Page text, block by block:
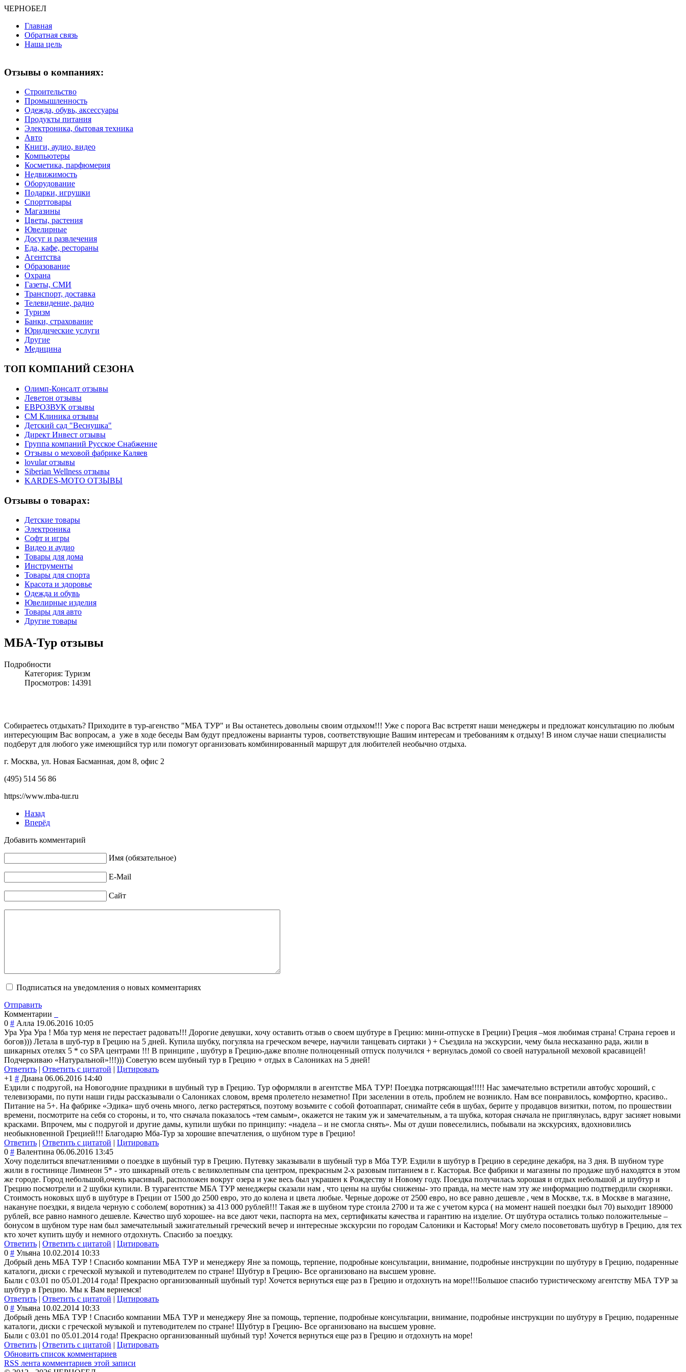
ЧЕРНОБЕЛ
Главная
Обратная связь
Наша цель
Отзывы о компаниях:
Строительство
Промышленность
Одежда, обувь, аксессуары
Продукты питания
Электроника, бытовая техника
Авто
Книги, аудио, видео
Компьютеры
Косметика, парфюмерия
Недвижимость
Оборудование
Подарки, игрушки
Спорттовары
Магазины
Цветы, растения
Ювелирные
Досуг и развлечения
Еда, кафе, рестораны
Агентства
Образование
Охрана
Газеты, СМИ
Транспорт, доставка
Телевидение, радио
Туризм
Банки, страхование
Юридические услуги
Другие
Медицина
ТОП КОМПАНИЙ СЕЗОНА
Олимп-Консалт отзывы
Леветон отзывы
ЕВРОЗВУК отзывы
СМ Клиника отзывы
Детский сад "Веснушка"
Директ Инвест отзывы
Группа компаний Русское Снабжение
Отзывы о меховой фабрике Каляев
lovular отзывы
Siberian Wellness отзывы
KARDES-MOTO ОТЗЫВЫ
Отзывы о товарах:
Детские товары
Электроника
Софт и игры
Видео и аудио
Товары для дома
Инструменты
Товары для спорта
Красота и здоровье
Одежда и обувь
Ювелирные изделия
Товары для авто
Другие товары
МБА-Тур отзывы
Подробности
Категория: Туризм
Просмотров: 14391
Собираетесь отдыхать? Приходите в тур-агенство "МБА ТУР" и Вы останетесь довольны своим отдыхом!!! Уже с порога Вас встретят наши менеджеры и предложат консультацию по любым
интересующим Вас вопросам, а уже в ходе беседы Вам будут предложены варианты туров, соответствующие Вашим интересам и требованиям к отдыху! В ином случае наши специалисты
подберут для любого уже имеющийся тур или помогут организовать комбинированный маршрут для любителей необычно отдыха.
г. Москва, ул. Новая Басманная, дом 8, офис 2
(495) 514 56 86
https://www.mba-tur.ru
Назад
Вперёд
Добавить комментарий
Имя (обязательное)
E-Mail
Сайт
Подписаться на уведомления о новых комментариях
Отправить
Комментарии
0 # Алла 19.06.2016 10:05
Ура Ура Ура ! Мба тур меня не перестает радовать!!! Дорогие девушки, хочу оставить отзыв о своем шубтуре в Грецию: мини-отпуске в Греции) Греция –моя любимая страна! Страна героев и
богов))) Летала в шуб-тур в Грецию на 5 дней. Купила шубку, погуляла на греческом вечере, научили танцевать сиртаки ) + Съездила на экскурсии, чему была несказанно рада, жили в
шикарных отелях 5 * со SPA центрами !!! В принципе , шубтур в Грецию-даже вполне полноценный отпуск получился + вернулась домой со своей натуральной меховой красавицей!
Подчеркиваю «Натуральной»!!!))) Советую всем шубный тур в Грецию + отдых в Салониках на 5 дней!
Ответить | Ответить с цитатой | Цитировать
+1 # Диана 06.06.2016 14:40
Ездили с подругой, на Новогодние праздники в шубный тур в Грецию. Тур оформляли в агентстве МБА ТУР! Поездка потрясающая!!!!! Нас замечательно встретили автобус хороший, с
телевизорами, по пути наши гиды рассказывали о Салониках словом, время пролетело незаметно! При заселении в отель, проблем не возникло. Нам все понравилось, комфортно, красиво..
Питание на 5+. На фабрике «Эдика» шуб очень много, легко растеряться, поэтому возьмите с собой фотоаппарат, снимайте себя в шубах, берите у продавцов визитки, потом, по прошествии
времени, посмотрите на себя со стороны, и то, что сначала показалось «тем самым», окажется не таким уж и замечательным, а та шубка, которая сначала не приглянулась, вдруг засияет новыми
красками. Впрочем, мы с подругой и другие дамы, купили шубки по принципу: «надела – и не смогла снять». Мы от души повеселились, побывали на экскурсиях, вдохновились
необыкновенной Грецией!!! Благодарю Мба-Тур за хорошие впечатления, о шубном туре в Грецию!
Ответить | Ответить с цитатой | Цитировать
0 # Валентина 06.06.2016 13:45
Хочу поделиться впечатлениями о поездке в шубный тур в Грецию. Путевку заказывали в шубный тур в Мба ТУР. Ездили в шубтур в Грецию в середине декабря, на 3 дня. В шубном туре
жили в гостинице Лимнеон 5* - это шикарный отель с великолепным спа центром, прекрасным 2-х разовым питанием в г. Касторья. Все фабрики и магазины по продаже шуб находятся в этом
же городе. Город небольшой,очень красивый, расположен вокруг озера и уже весь был украшен к Рождеству и Новому году. Поездка получилась хорошая и отдых небольшой ,и шубтур и
Грецию посмотрели и 2 шубки купили. В турагентстве МБА ТУР менеджеры сказали нам , что цены на шубы снижены- это правда, на месте нам эту же информацию подтвердили скорняки.
Стоимость ноковых шуб в шубтуре в Греции от 1500 до 2500 евро, это до колена и цвета любые. Черные дороже от 2500 евро, но все равно дешевле , чем в Москве, т.к. в Москве в магазине,
накануне поездки, я видела черную с соболем( воротник) за 413 000 рублей!!! Такая же в шубном туре стоила 2700 и та же с учетом курса ( на момент нашей поездки был 70) выходит 189000
рублей, все равно намного дешевле. Качество шуб хорошее- на все дают чеки, паспорта на мех, сертификаты качества и гарантию на изделие. От шубтура остались только положительные –
бонусом в шубном туре нам был замечательный зажигательный греческий вечер и интересные экскурсии по городам Салоники и Касторья! Могу смело посоветовать шубтур в Грецию, для тех
кто хочет купить шубу и немного отдохнуть. Спасибо за поездку.
Ответить | Ответить с цитатой | Цитировать
0 # Ульяна 10.02.2014 10:33
Добрый день МБА ТУР ! Спасибо компании МБА ТУР и менеджеру Яне за помощь, терпение, подробные консультации, внимание, подробные инструкции по шубтуру в Грецию, подаренные
каталоги, диски с греческой музыкой и путеводителем по стране! Шубтур в Грецию- Все организовано на высшем уровне.
Были с 03.01 по 05.01.2014 года! Прекрасно организованный шубный тур! Хочется вернуться еще раз в Грецию и отдохнуть на море!!!Большое спасибо туристическому агентству МБА ТУР за
шубтур в Грецию. Мы к Вам вернемся!
Ответить | Ответить с цитатой | Цитировать
0 # Ульяна 10.02.2014 10:33
Добрый день МБА ТУР ! Спасибо компании МБА ТУР и менеджеру Яне за помощь, терпение, подробные консультации, внимание, подробные инструкции по шубтуру в Грецию, подаренные
каталоги, диски с греческой музыкой и путеводителем по стране! Шубтур в Грецию- Все организовано на высшем уровне.
Были с 03.01 по 05.01.2014 года! Прекрасно организованный шубный тур! Хочется вернуться еще раз в Грецию и отдохнуть на море!
Ответить | Ответить с цитатой | Цитировать
Обновить список комментариев
RSS лента комментариев этой записи